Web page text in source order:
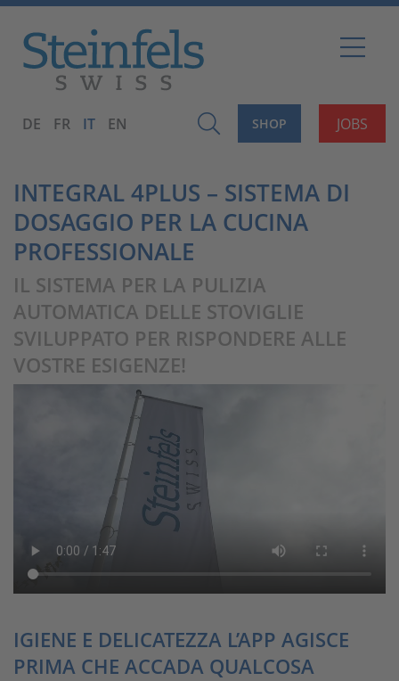
JOBS
SHOP
DE FR IT EN
INTEGRAL 4PLUS – SISTEMA DI
DOSAGGIO PER LA CUCINA
PROFESSIONALE
IL SISTEMA PER LA PULIZIA
AUTOMATICA DELLE STOVIGLIE
SVILUPPATO PER RISPONDERE ALLE
VOSTRE ESIGENZE!
IGIENE E DELICATEZZA L’APP AGISCE
PRIMA CHE ACCADA QUALCOSA